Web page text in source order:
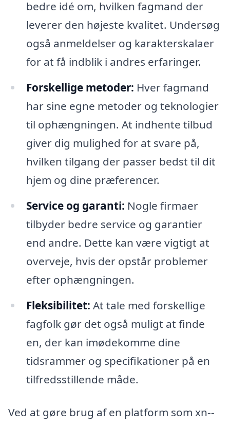
bedre idé om, hvilken fagmand der
leverer den højeste kvalitet. Undersøg
også anmeldelser og karakterskalaer
for at få indblik i andres erfaringer.
Forskellige metoder: Hver fagmand
har sine egne metoder og teknologier
til ophængningen. At indhente tilbud
giver dig mulighed for at svare på,
hvilken tilgang der passer bedst til dit
hjem og dine præferencer.
Service og garanti: Nogle firmaer
tilbyder bedre service og garantier
end andre. Dette kan være vigtigt at
overveje, hvis der opstår problemer
efter ophængningen.
Fleksibilitet: At tale med forskellige
fagfolk gør det også muligt at finde
en, der kan imødekomme dine
tidsrammer og specifikationer på en
tilfredsstillende måde.
Ved at gøre brug af en platform som xn--